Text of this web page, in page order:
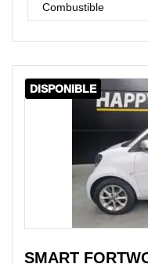
Combustible
DISPONIBLE
SMART